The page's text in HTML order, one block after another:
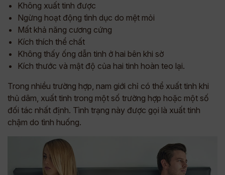
Không xuất tinh được
Ngừng hoạt động tình dục do mệt mỏi
Mất khả năng cương cứng
Kích thích thể chất
Không thấy ống dẫn tinh ở hai bên khi sờ
Kích thước và mật độ của hai tinh hoàn teo lại.
Trong nhiều trường hợp, nam giới chỉ có thể xuất tinh khi
thủ dâm, xuất tinh trong một số trường hợp hoặc một số
đối tác nhất định. Tình trạng này được gọi là xuất tinh
chậm do tình huống.